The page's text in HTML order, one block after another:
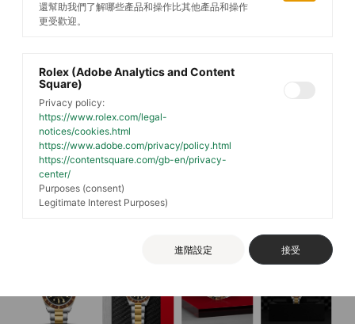
還幫助我們了解哪些產品和操作比其他產品和操作
更受歡迎。
Rolex (Adobe Analytics and Content
Square)
Privacy policy:
https://www.rolex.com/legal-
notices/cookies.html
https://www.adobe.com/privacy/policy.html
https://contentsquare.com/gb-en/privacy-
center/
Purposes (consent)
Legitimate Interest Purposes)
進階設定 接受